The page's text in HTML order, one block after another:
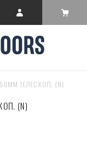
ТЕЛЕСКОП. (N)
(N)